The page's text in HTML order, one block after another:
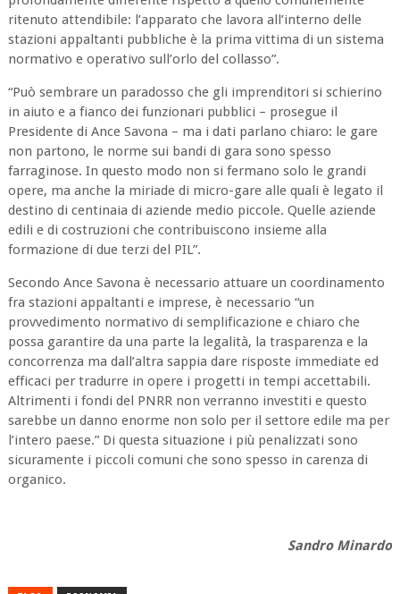
ritenuto attendibile: l’apparato che lavora all’interno delle
stazioni appaltanti pubbliche è la prima vittima di un sistema
normativo e operativo sull’orlo del collasso”.
“Può sembrare un paradosso che gli imprenditori si schierino
in aiuto e a fianco dei funzionari pubblici – prosegue il
Presidente di Ance Savona – ma i dati parlano chiaro: le gare
non partono, le norme sui bandi di gara sono spesso
farraginose. In questo modo non si fermano solo le grandi
opere, ma anche la miriade di micro-gare alle quali è legato il
destino di centinaia di aziende medio piccole. Quelle aziende
edili e di costruzioni che contribuiscono insieme alla
formazione di due terzi del PIL”.
Secondo Ance Savona è necessario attuare un coordinamento
fra stazioni appaltanti e imprese, è necessario “un
provvedimento normativo di semplificazione e chiaro che
possa garantire da una parte la legalità, la trasparenza e la
concorrenza ma dall’altra sappia dare risposte immediate ed
efficaci per tradurre in opere i progetti in tempi accettabili.
Altrimenti i fondi del PNRR non verranno investiti e questo
sarebbe un danno enorme non solo per il settore edile ma per
l’intero paese.” Di questa situazione i più penalizzati sono
sicuramente i piccoli comuni che sono spesso in carenza di
organico.
Sandro Minardo